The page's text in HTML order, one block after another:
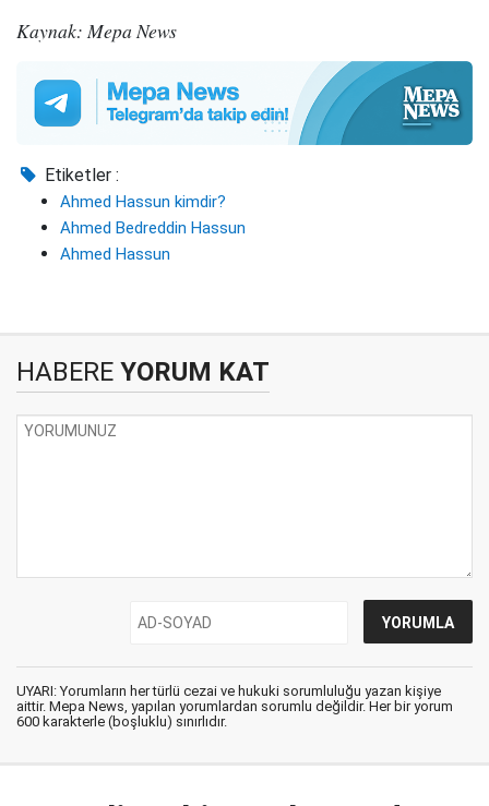
Kaynak: Mepa News
Etiketler :
Ahmed Hassun kimdir?
Ahmed Bedreddin Hassun
Ahmed Hassun
HABERE YORUM KAT
UYARI: Yorumların her türlü cezai ve hukuki sorumluluğu yazan kişiye
aittir. Mepa News, yapılan yorumlardan sorumlu değildir. Her bir yorum
600 karakterle (boşluklu) sınırlıdır.